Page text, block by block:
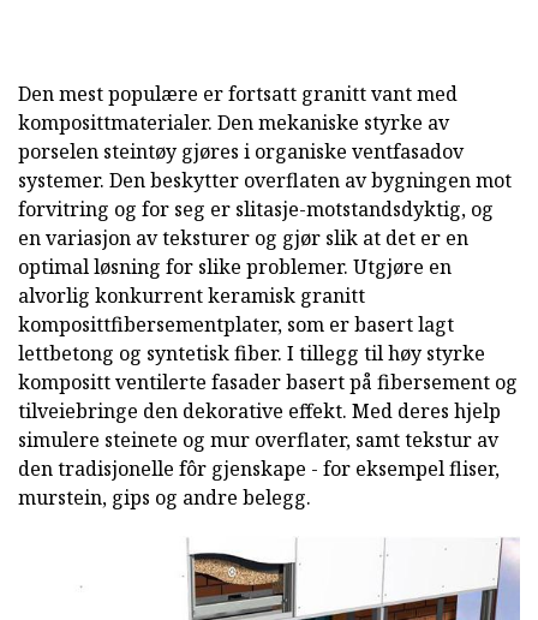
Den mest populære er fortsatt granitt vant med
komposittmaterialer. Den mekaniske styrke av
porselen steintøy gjøres i organiske ventfasadov
systemer. Den beskytter overflaten av bygningen mot
forvitring og for seg er slitasje-motstandsdyktig, og
en variasjon av teksturer og gjør slik at det er en
optimal løsning for slike problemer. Utgjøre en
alvorlig konkurrent keramisk granitt
komposittfibersementplater, som er basert lagt
lettbetong og syntetisk fiber. I tillegg til høy styrke
kompositt ventilerte fasader basert på fibersement og
tilveiebringe den dekorative effekt. Med deres hjelp
simulere steinete og mur overflater, samt tekstur av
den tradisjonelle fôr gjenskape - for eksempel fliser,
murstein, gips og andre belegg.